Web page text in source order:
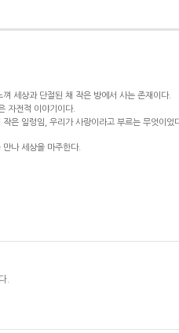
세상과 단절된 채 작은 방에서 사는 존재이다.
자전적 이야기이다.
은 일렁임, 우리가 사랑이라고 부르는 무엇이었
나 세상을 마주한다.
.